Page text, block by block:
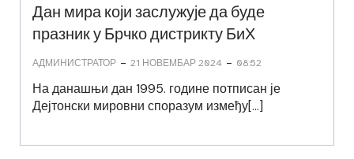
Дан мира који заслужује да буде
празник у Брчко дистрикту БиХ
АДМИНИСТРАТОР - 21 НОВЕМБАР 2024 - 08:52
На данашњи дан 1995. године потписан је
Дејтонски мировни споразум између[…]